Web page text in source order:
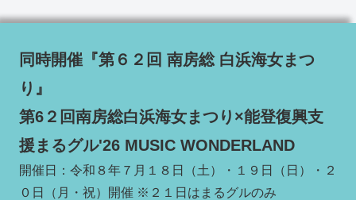
同時開催『第６２回 南房総 白浜海女まつ
り』
第6２回南房総白浜海女まつり×能登復興支
援まるグル'26 MUSIC WONDERLAND
開催日：令和８年７月１８日（土）・１９日（日）・２
０日（月・祝）開催 ※２１日はまるグルのみ